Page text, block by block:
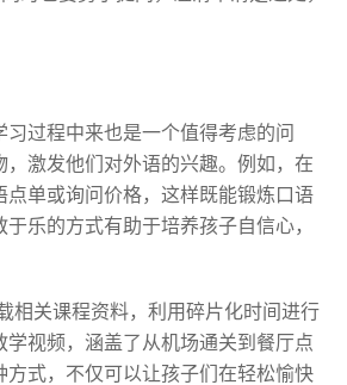
过程中来也是一个值得考虑的问
激发他们对外语的兴趣。例如，在
单或询问价格，这样既能锻炼口语
乐的方式有助于培养孩子自信心，
相关课程资料，利用碎片化时间进行
视频，涵盖了从机场通关到餐厅点
式，不仅可以让孩子们在轻松愉快